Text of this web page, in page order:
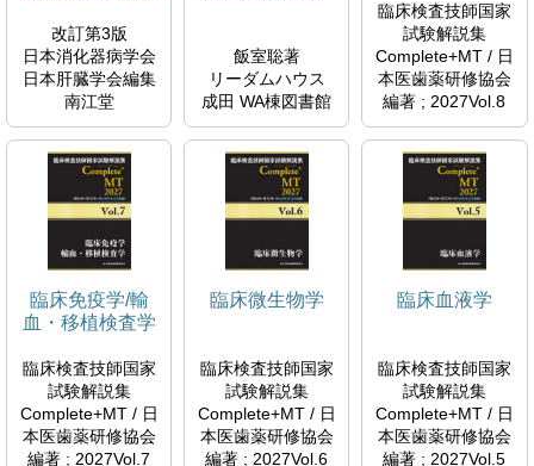
改訂第3版
日本消化器病学会
日本肝臓学会編集
南江堂
成田 WA棟図書館
WI700-NIH
7M012552
飯室聡著
リーダムハウス
成田 WA棟図書館
W20.5-IMU
7M012553
臨床検査技師国家
試験解説集
Complete+MT / 日
本医歯薬研修協会
編著 ; 2027Vol.8
日本医歯薬研修協
会 臨床検査技師国
家試験対策課国家
試験問題解説書編
日本医歯薬研修協
成田 EA棟試験関
QY18.2-RIN
6M038048
臨床免疫学/輸
血・移植検査学
臨床検査技師国家
試験解説集
Complete+MT / 日
本医歯薬研修協会
編著 ; 2027Vol.7
臨床微生物学
臨床検査技師国家
試験解説集
Complete+MT / 日
本医歯薬研修協会
編著 ; 2027Vol.6
臨床血液学
臨床検査技師国家
試験解説集
Complete+MT / 日
本医歯薬研修協会
編著 ; 2027Vol.5